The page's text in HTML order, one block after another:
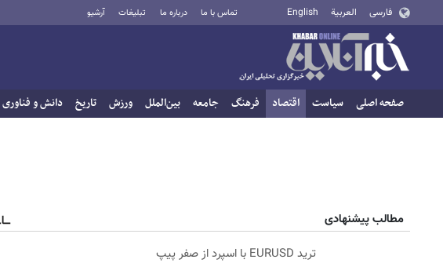
فارسی العربية English تماس با ما درباره ما تبلیغات آرشیو
صفحه اصلی سیاست اقتصاد فرهنگ جامعه بین‌الملل ورزش تاریخ دانش و فناوری
مطالب پیشنهادی
ترید EURUSD با اسپرد از صفر پیپ